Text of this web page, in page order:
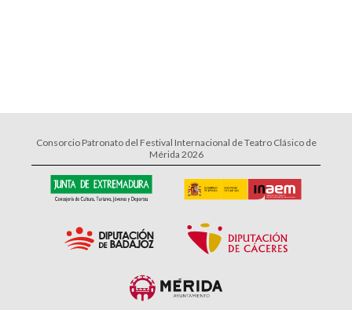
Consorcio Patronato del Festival Internacional de Teatro Clásico de
Mérida 2026